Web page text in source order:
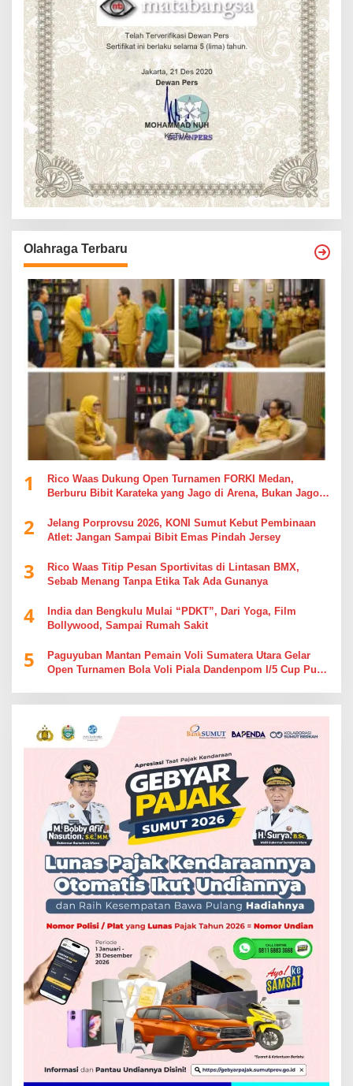
Olahraga Terbaru
1
Rico Waas Dukung Open Turnamen FORKI Medan,
Berburu Bibit Karateka yang Jago di Arena, Bukan Jago
2
Jelang Porprovsu 2026, KONI Sumut Kebut Pembinaan
Atlet: Jangan Sampai Bibit Emas Pindah Jersey
3
Rico Waas Titip Pesan Sportivitas di Lintasan BMX,
Sebab Menang Tanpa Etika Tak Ada Gunanya
4
India dan Bengkulu Mulai “PDKT”, Dari Yoga, Film
Bollywood, Sampai Rumah Sakit
5
Paguyuban Mantan Pemain Voli Sumatera Utara Gelar
Open Turnamen Bola Voli Piala Dandenpom I/5 Cup Putra